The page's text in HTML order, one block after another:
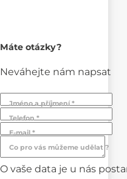
Máte otázky?
Neváhejte nám napsat
Jméno a příjmení *
Telefon *
E-mail *
Co pro vás můžeme udělat ?
O vaše data je u nás